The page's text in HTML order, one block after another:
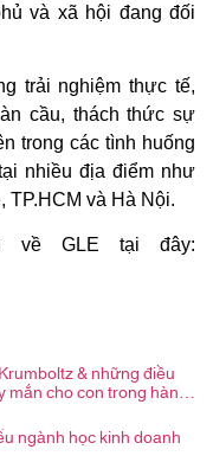
và xã hội đang đối
trải nghiệm thực tế,
cầu, thách thức sự
trong các tình huống
nhiều địa điểm như
TP.HCM và Hà Nội.
về GLE tại đây:
& những điều
mắn cho con trong hành
ngành học kinh doanh